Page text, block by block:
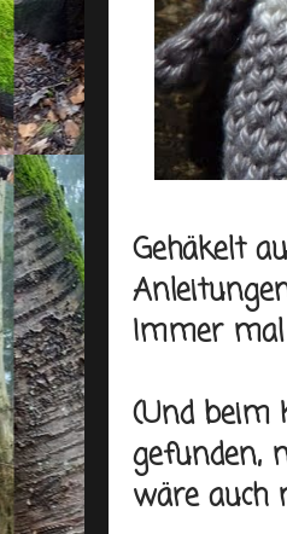
Gehäkelt
Immer mal
(Und beim
gefunden,
wäre auch